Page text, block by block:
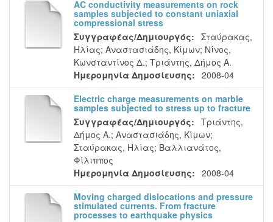
AC conductivity measurements on rock
samples subjected to constant uniaxial
compressional stress
Συγγραφέας/Δημιουργός: Σταύρακας,
Ηλίας; Αναστασιάδης, Κίμων; Νίνος,
Κωνσταντίνος Δ.; Τριάντης, Δήμος Α.
Ημερομηνία Δημοσίευσης: 2008-04
Electric charge measurements on marble
samples subjected to stress up to fracture
Συγγραφέας/Δημιουργός: Τριάντης,
Δήμος Α.; Αναστασιάδης, Κίμων;
Σταύρακας, Ηλίας; Βαλλιανάτος,
Φίλιππος
Ημερομηνία Δημοσίευσης: 2008-04
Moving charged dislocations and pressure
stimulated currents. From fracture
processes to earthquake physics